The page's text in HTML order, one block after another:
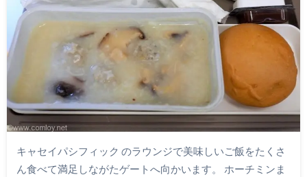
キャセイパシフィック のラウンジで美味しいご飯をたくさ
ん食べて満足しながたゲートへ向かいます。 ホーチミンま